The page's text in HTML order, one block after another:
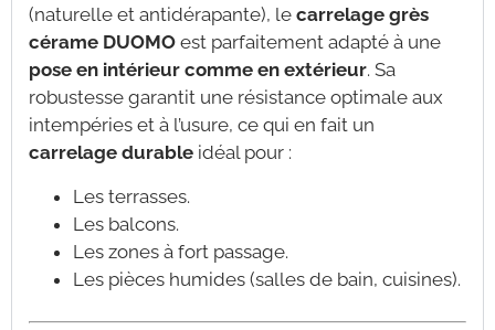
(naturelle et antidérapante), le carrelage grès
cérame DUOMO est parfaitement adapté à une
pose en intérieur comme en extérieur. Sa
robustesse garantit une résistance optimale aux
intempéries et à l’usure, ce qui en fait un
carrelage durable idéal pour :
Les terrasses.
Les balcons.
Les zones à fort passage.
Les pièces humides (salles de bain, cuisines).